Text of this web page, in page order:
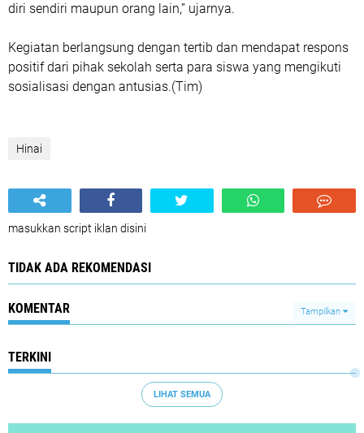
diri sendiri maupun orang lain,” ujarnya.
Kegiatan berlangsung dengan tertib dan mendapat respons
positif dari pihak sekolah serta para siswa yang mengikuti
sosialisasi dengan antusias.(Tim)
Hinai
masukkan script iklan disini
TIDAK ADA REKOMENDASI
KOMENTAR Tampilkan
TERKINI
LIHAT SEMUA